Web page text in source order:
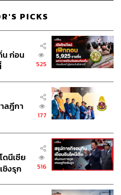
PICKS
น ก่อน
525
ลฎีกา
177
นีเซีย
ชิงรุก
516